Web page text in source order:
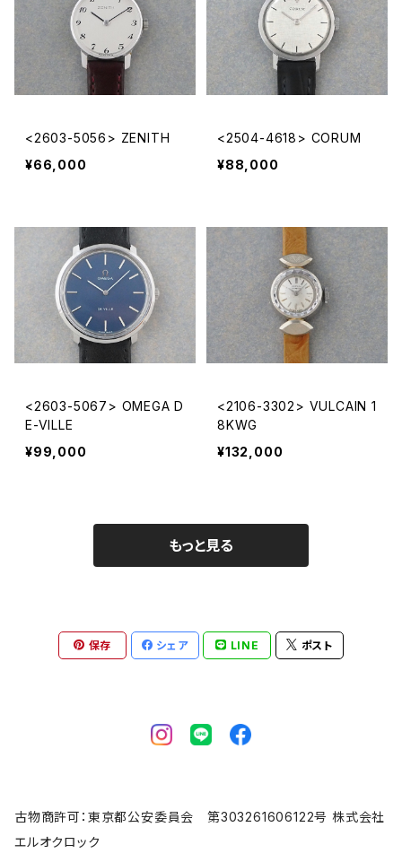
<2603-5056> ZENITH
¥66,000
<2504-4618> CORUM
¥88,000
<2603-5067> OMEGA D
E-VILLE
¥99,000
<2106-3302> VULCAIN 1
8KWG
¥132,000
もっと見る
保存 シェア LINE ポスト
古物商許可：東京都公安委員会 第303261606122号 株式会社
エルオクロック